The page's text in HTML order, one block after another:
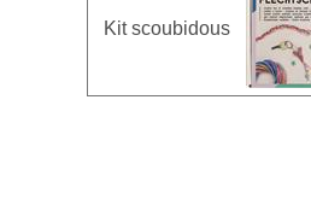
Kit scoubidous